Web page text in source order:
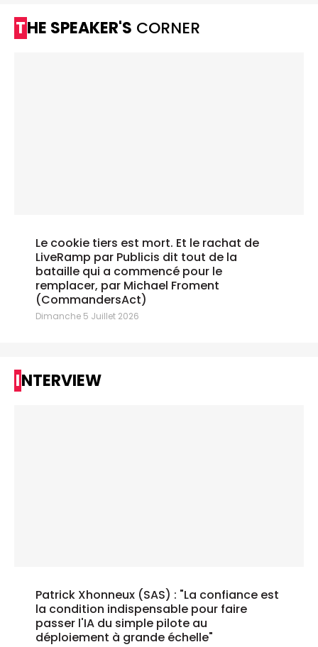
THE SPEAKER'S CORNER
Le cookie tiers est mort. Et le rachat de
LiveRamp par Publicis dit tout de la
bataille qui a commencé pour le
remplacer, par Michael Froment
(CommandersAct)
Dimanche 5 Juillet 2026
INTERVIEW
Patrick Xhonneux (SAS) : "La confiance est
la condition indispensable pour faire
passer l'IA du simple pilote au
déploiement à grande échelle"